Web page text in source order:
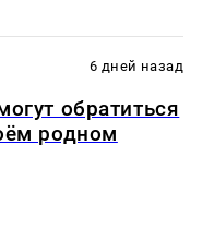
6 дней назад
обратиться
родном